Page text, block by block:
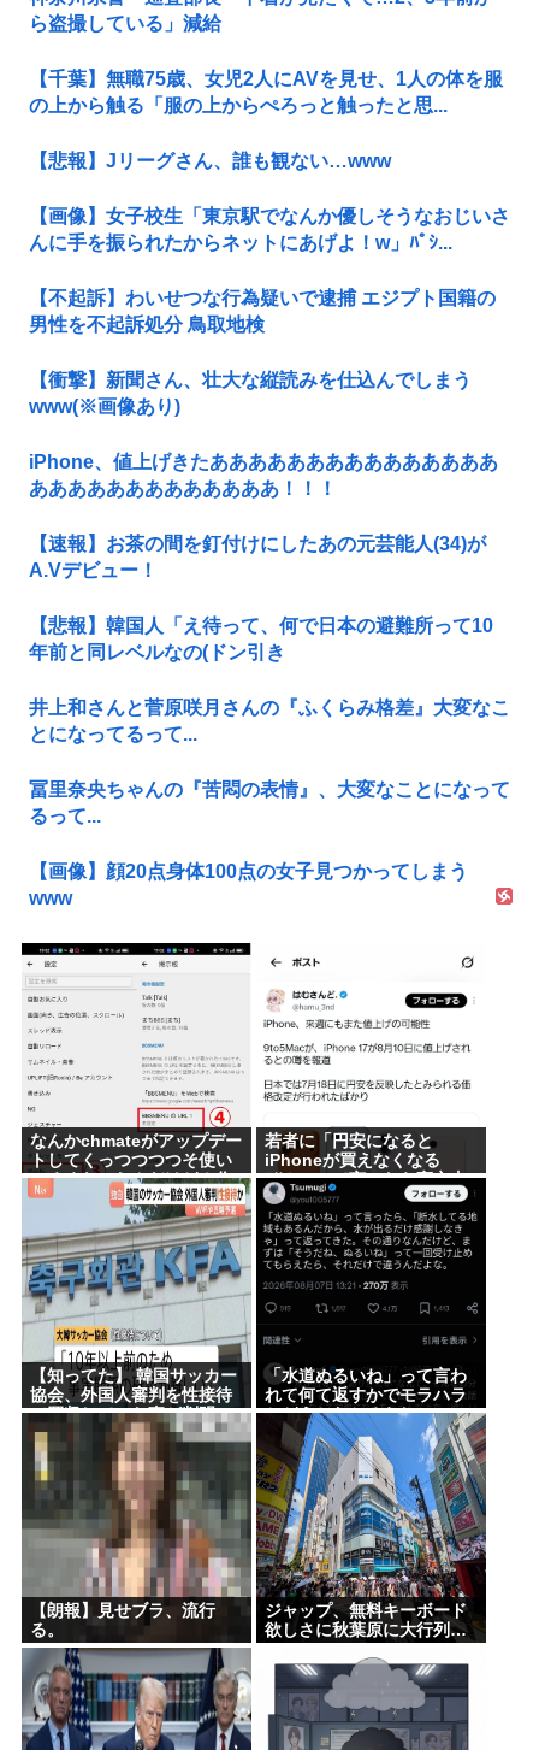
ら盗撮している」減給
【千葉】無職75歳、女児2人にAVを見せ、1人の体を服
の上から触る「服の上からぺろっと触ったと思...
【悲報】Jリーグさん、誰も観ない…www
【画像】女子校生「東京駅でなんか優しそうなおじいさ
んに手を振られたからネットにあげよ！w」ﾊﾟｼ...
【不起訴】わいせつな行為疑いで逮捕 エジプト国籍の
男性を不起訴処分 鳥取地検
【衝撃】新聞さん、壮大な縦読みを仕込んでしまう
www(※画像あり)
iPhone、値上げきたあああああああああああああああ
あああああああああああああ！！！
【速報】お茶の間を釘付けにしたあの元芸能人(34)が
A.Vデビュー！
【悲報】韓国人「え待って、何で日本の避難所って10
年前と同レベルなの(ドン引き
井上和さんと菅原咲月さんの『ふくらみ格差』大変なこ
とになってるって...
冨里奈央ちゃんの『苦悶の表情』、大変なことになって
るって...
【画像】顔20点身体100点の女子見つかってしまう
www
なんかchmateがアップデー
トしてくっつつつつそ使い
にくくなったんだけど？作
者馬鹿なの？死ぬの？
若者に「円安になると
iPhoneが買えなくなる
ぞ！」って言ったら高市支
持する奴減りそうだよな
【知ってた】 韓国サッカー
協会、外国人審判を性接待
で買収していた事が判明
「水道ぬるいね」って言わ
れて何て返すかでモラハラ
かどうかわかるらしいwww
【朗報】見せブラ、流行
る。
ジャップ、無料キーボード
欲しさに秋葉原に大行列…